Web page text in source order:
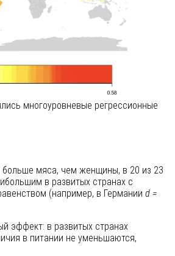
развития (ИЧР)— показатель,
образование и доход.
многоуровневые регрессионные
мяса, чем женщины, в 20 из 23
в развитых странах с
(например, в Германии d =
эффект: в развитых странах
в питании не уменьшаются,